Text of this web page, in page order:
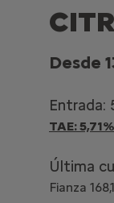
Desde
Entrada:
TAE: 5,71%
Última
Fianza